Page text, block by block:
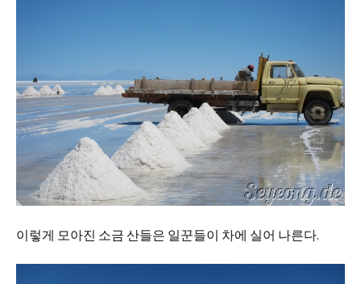
이렇게 모아진 소금 산들은 일꾼들이 차에 실어 나른다.